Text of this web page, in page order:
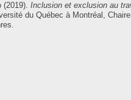
(2019). Inclusion et exclusion au
du Québec à Montréal,